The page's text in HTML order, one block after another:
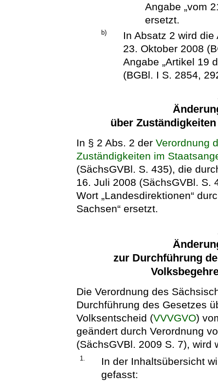
Angabe „vom
ersetzt.
b)
In Absatz 2 wird
23. Oktober 2008
Angabe „Artikel 19
(BGBl. I S. 2854,
über
In § 2 Abs. 2 derVerordnung
Zuständigkeiten im
(SächsGVBl. S. 435), die
16. Juli 2008 (SächsGVBl. S.
Wort „Landesdirektionen“
Sachsen“ ersetzt.
zur Durchführung
Die Verordnung des
Durchführung des Gesetzes
Volksentscheid (VVVGVO)
geändert durch Verordnung
(SächsGVBl. 2009 S. 7), wird
1.
In der Inhaltsübersicht
gefasst: